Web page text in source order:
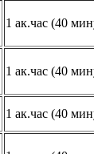
1 ак.час (40
1 ак.час (40
1 ак.час (40